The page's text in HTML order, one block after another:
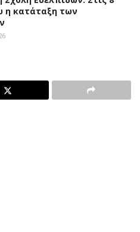
η κατάταξη των